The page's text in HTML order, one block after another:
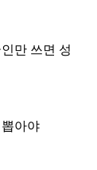
만 쓰면 성
아야